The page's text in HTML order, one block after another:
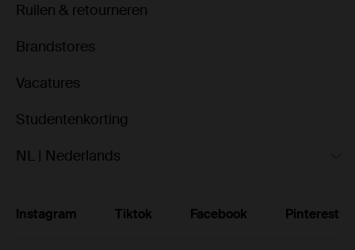
Ruilen & retourneren
Brandstores
Vacatures
Studentenkorting
NL | Nederlands
Instagram Tiktok Facebook Pinterest